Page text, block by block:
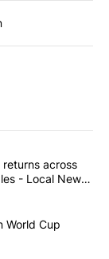
articles in the last
Comparing
across
- Local News
$20 billion
World Cup